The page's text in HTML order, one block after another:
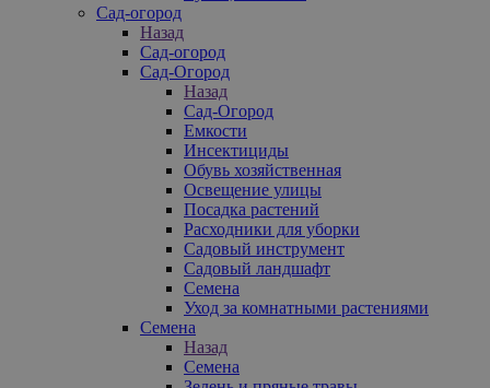
Сад-огород
Назад
Сад-огород
Сад-Огород
Назад
Сад-Огород
Емкости
Инсектициды
Обувь хозяйственная
Освещение улицы
Посадка растений
Расходники для уборки
Садовый инструмент
Садовый ландшафт
Семена
Уход за комнатными растениями
Семена
Назад
Семена